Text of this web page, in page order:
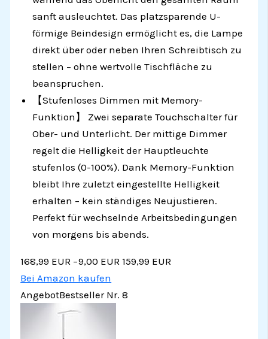
sanft ausleuchtet. Das platzsparende U-
förmige Beindesign ermöglicht es, die Lampe
direkt über oder neben Ihren Schreibtisch zu
stellen – ohne wertvolle Tischfläche zu
beanspruchen.
【Stufenloses Dimmen mit Memory-
Funktion】 Zwei separate Touchschalter für
Ober- und Unterlicht. Der mittige Dimmer
regelt die Helligkeit der Hauptleuchte
stufenlos (0-100%). Dank Memory-Funktion
bleibt Ihre zuletzt eingestellte Helligkeit
erhalten – kein ständiges Neujustieren.
Perfekt für wechselnde Arbeitsbedingungen
von morgens bis abends.
168,99 EUR −9,00 EUR 159,99 EUR
Bei Amazon kaufen
AngebotBestseller Nr. 8